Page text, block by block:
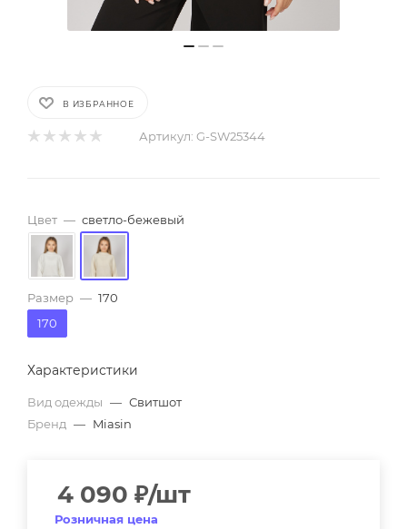
В ИЗБРАННОЕ
Артикул: G-SW25344
Цвет — светло-бежевый
Размер — 170
170
Характеристики
Вид одежды — Свитшот
Бренд — Miasin
4 090 ₽/шт
Розничная цена